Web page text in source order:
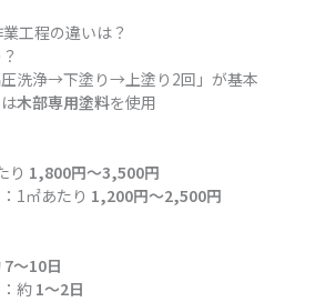
工程の違いは？
洗浄→下塗り→上塗り2回」が基本
木部専用塗料を使用
り 1,800円〜3,500円
1㎡あたり 1,200円〜2,500円
7〜10日
約 1〜2日